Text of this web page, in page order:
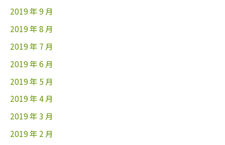
2019 年 9 月
2019 年 8 月
2019 年 7 月
2019 年 6 月
2019 年 5 月
2019 年 4 月
2019 年 3 月
2019 年 2 月